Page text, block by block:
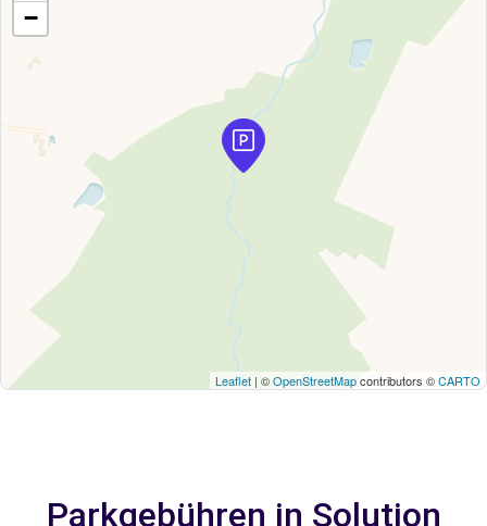
−
Leaflet | ©OpenStreetMapcontributors ©CARTO
Parkgebühren in Solution